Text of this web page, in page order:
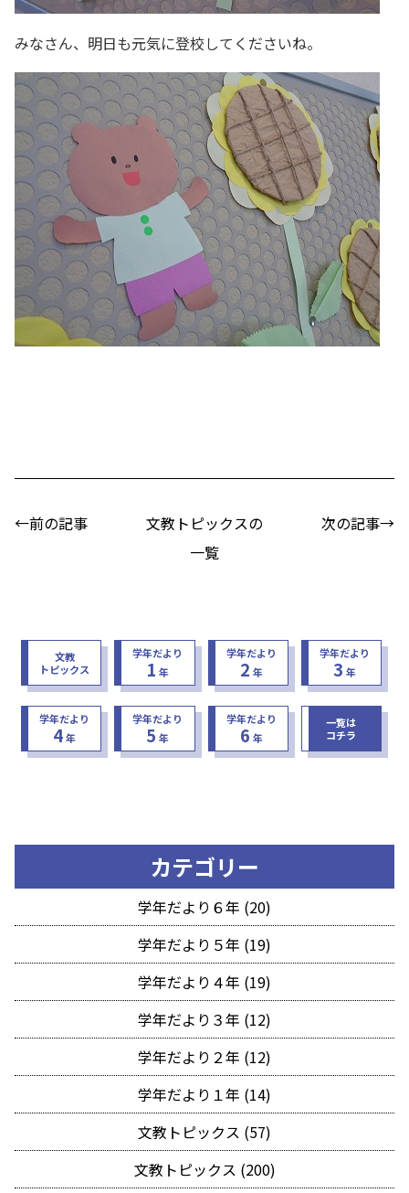
みなさん、明日も元気に登校してくださいね。
←前の記事
文教トピックスの
一覧
次の記事→
文教
トピックス
学年だより
1 年
学年だより
2 年
学年だより
3 年
学年だより
4年
学年だより
5 年
学年だより
6 年
一覧は
コチラ
カテゴリー
学年だより６年 (20)
学年だより５年 (19)
学年だより４年 (19)
学年だより３年 (12)
学年だより２年 (12)
学年だより１年 (14)
文教トピックス (57)
文教トピックス (200)